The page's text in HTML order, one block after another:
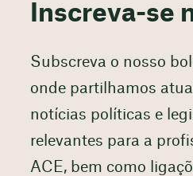
Inscreva-se
Subscreva o nosso
onde partilhamos
notícias políticas e
relevantes para a
ACE, bem como